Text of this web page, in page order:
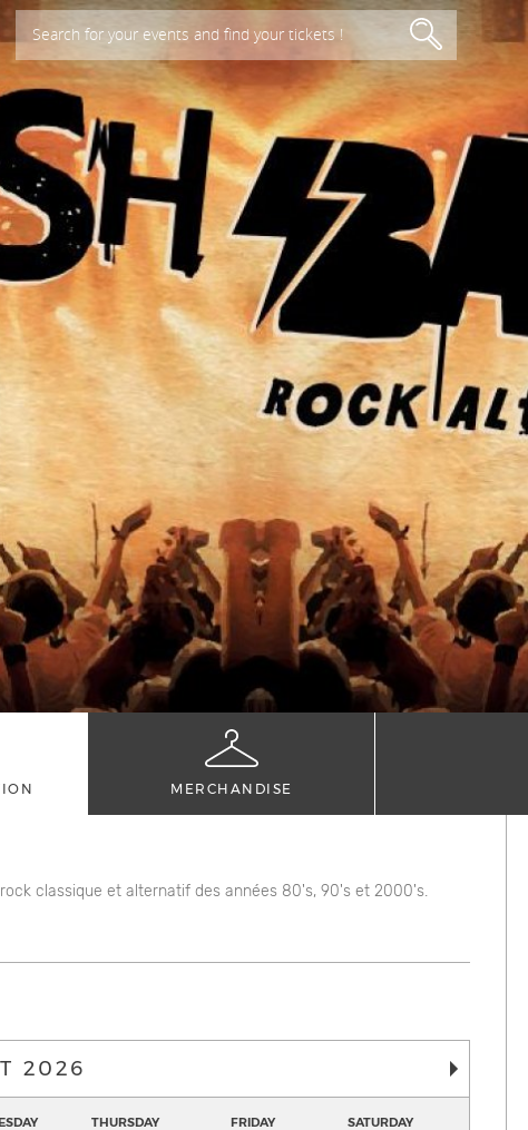
Search for your events and find your tickets !
MERCHANDISE
classique et alternatif des années 80's, 90's et 2000's.
2026
THURSDAY FRIDAY SATURDAY